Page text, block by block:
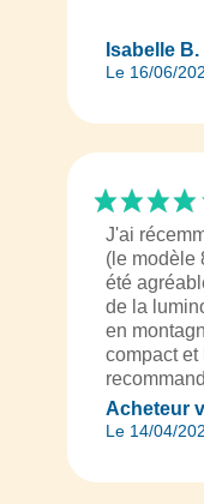
Isabelle B.
Le 16/06/
Acheteur
Le 14/04/
J'ai
(le modèle
été
de la
en
compact et